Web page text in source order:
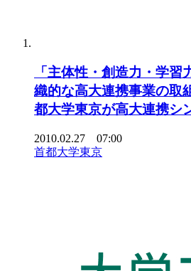
「主体性・創造力・学習
織的な高大連携事業の
都大学東京が高大連携シ
2010.02.27 07:00
首都大学東京